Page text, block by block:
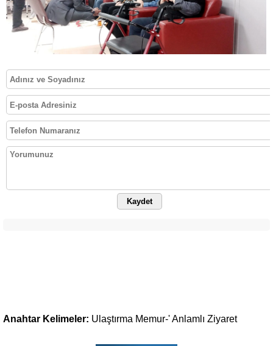
Kaydet
Anahtar Kelimeler: Ulaştırma Memur-'Anlamlı Ziyaret